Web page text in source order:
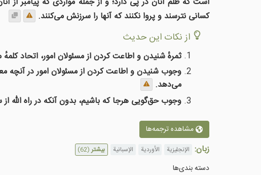
کسانی نترسند و پروا نکنند که آنها را سرزنش می‌کنند.
از نکات این حدیث
ثمرهٔ شنیدن و اطاعت کردن از مسئولان امور، اتحاد
وجوب شنیدن و اطاعت کردن از مسئولان امور در
می‌دهد.
وجوب حق‌گویی هرجا که باشیم، بدون آنکه در راه الله
مشاهده ترجمه‌ها
زبان: الإنجليزية الأوردية الإسبانية بیشتر(62)
دسته بندى‌ها